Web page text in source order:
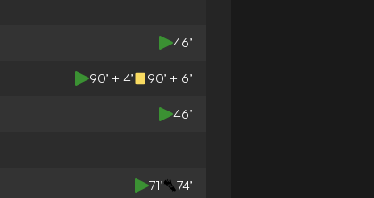
46’
90’ + 4’ 90’ + 6’
46’
71’ 74’